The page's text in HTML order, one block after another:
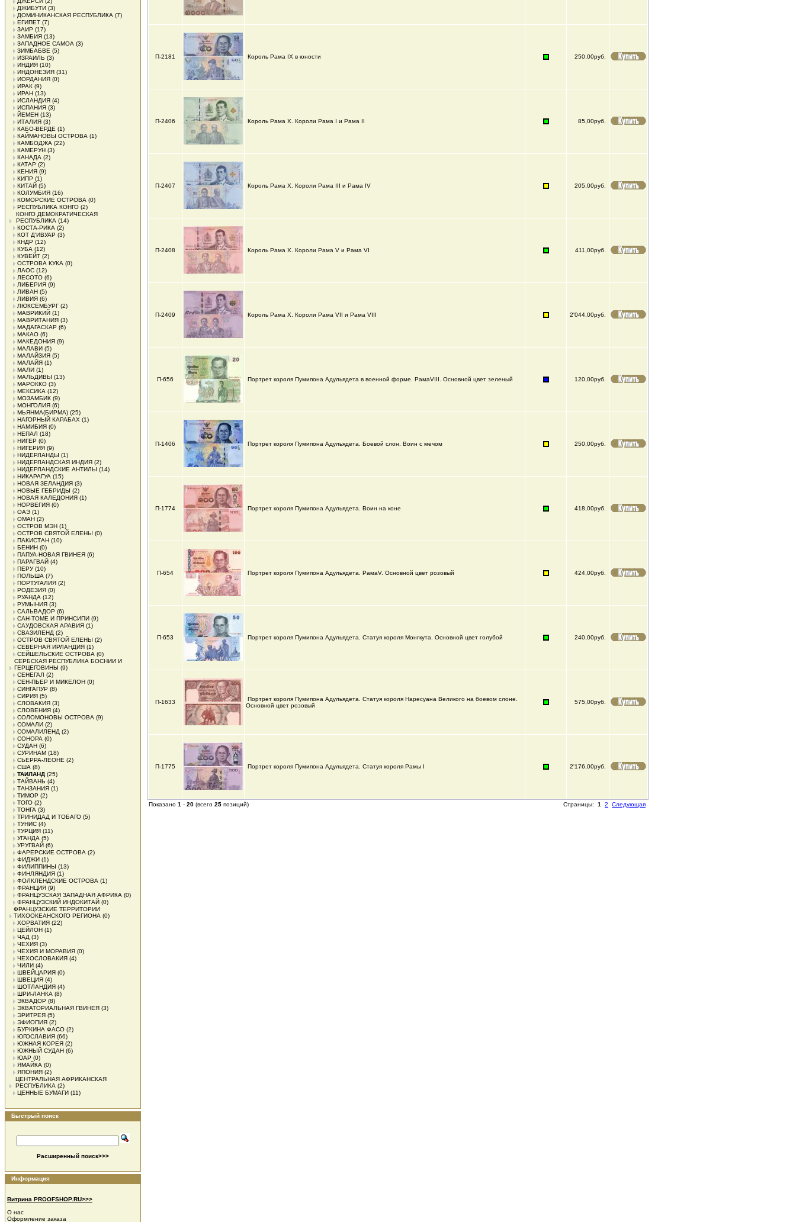
ДЖИБУТИ (3)
ДОМИНИКАНСКАЯ РЕСПУБЛИКА (7)
ЕГИПЕТ (7)
ЗАИР (17)
ЗАМБИЯ (13)
ЗАПАДНОЕ САМОА (3)
ЗИМБАБВЕ (5)
ИЗРАИЛЬ (3)
ИНДИЯ (10)
ИНДОНЕЗИЯ (31)
ИОРДАНИЯ (0)
ИРАК (9)
ИРАН (13)
ИСЛАНДИЯ (4)
ИСПАНИЯ (3)
ЙЕМЕН (13)
ИТАЛИЯ (3)
КАБО-ВЕРДЕ (1)
КАЙМАНОВЫ ОСТРОВА (1)
КАМБОДЖА (22)
КАМЕРУН (3)
КАНАДА (2)
КАТАР (2)
КЕНИЯ (9)
КИПР (1)
КИТАЙ (5)
КОЛУМБИЯ (16)
КОМОРСКИЕ ОСТРОВА (0)
РЕСПУБЛИКА КОНГО (2)
КОНГО ДЕМОКРАТИЧЕСКАЯ
РЕСПУБЛИКА (14)
КОСТА-РИКА (2)
КОТ Д'ИВУАР (3)
КНДР (12)
КУБА (12)
КУВЕЙТ (2)
ОСТРОВА КУКА (0)
ЛАОС (12)
ЛЕСОТО (6)
ЛИБЕРИЯ (9)
ЛИВАН (5)
ЛИВИЯ (6)
ЛЮКСЕМБУРГ(2)
МАВРИКИЙ (1)
МАВРИТАНИЯ (3)
МАДАГАСКАР (6)
МАКАО (6)
МАКЕДОНИЯ (9)
МАЛАВИ (5)
МАЛАЙЗИЯ (5)
МАЛАЙЯ (1)
МАЛИ (1)
МАЛЬДИВЫ (13)
МАРОККО (3)
МЕКСИКА (12)
МОЗАМБИК (9)
МОНГОЛИЯ (6)
МЬЯНМА(БИРМА) (25)
НАГОРНЫЙ КАРАБАХ (1)
НАМИБИЯ (0)
НЕПАЛ (18)
НИГЕР (0)
НИГЕРИЯ (9)
НИДЕРЛАНДЫ (1)
НИДЕРЛАНДСКАЯ ИНДИЯ (2)
НИДЕРЛАНДСКИЕ АНТИЛЫ (14)
НИКАРАГУА (15)
НОВАЯ ЗЕЛАНДИЯ (3)
НОВЫЕ ГЕБРИДЫ (2)
НОВАЯ КАЛЕДОНИЯ (1)
НОРВЕГИЯ (0)
ОАЭ (1)
ОМАН (2)
ОСТРОВ МЭН (1)
ОСТРОВ СВЯТОЙ ЕЛЕНЫ (0)
ПАКИСТАН (10)
БЕНИН (0)
ПАПУА-НОВАЯ ГВИНЕЯ (6)
ПАРАГВАЙ (4)
ПЕРУ(10)
ПОЛЬША (7)
ПОРТУГАЛИЯ (2)
РОДЕЗИЯ (0)
РУАНДА (12)
РУМЫНИЯ (3)
САЛЬВАДОР (6)
САН-ТОМЕ И ПРИНСИПИ (9)
САУДОВСКАЯ АРАВИЯ (1)
СВАЗИЛЕНД (2)
ОСТРОВ СВЯТОЙ ЕЛЕНЫ (2)
СЕВЕРНАЯ ИРЛАНДИЯ (1)
СЕЙШЕЛЬСКИЕ ОСТРОВА (0)
СЕРБСКАЯ РЕСПУБЛИКА БОСНИИ И
ГЕРЦЕГОВИНЫ (9)
СЕНЕГАЛ (2)
СЕН-ПЬЕР И МИКЕЛОН (0)
СИНГАПУР (8)
СИРИЯ (5)
СЛОВАКИЯ (3)
СЛОВЕНИЯ (4)
СОЛОМОНОВЫ ОСТРОВА (9)
СОМАЛИ (2)
СОМАЛИЛЕНД (2)
СОНОРА (0)
СУДАН (6)
СУРИНАМ (18)
СЬЕРРА-ЛЕОНЕ (2)
США (8)
ТАИЛАНД (25)
ТАЙВАНЬ (4)
ТАНЗАНИЯ (1)
ТИМОР (2)
ТОГО (2)
ТОНГА (3)
ТРИНИДАД И ТОБАГО (5)
ТУНИС (4)
ТУРЦИЯ (11)
УГАНДА (5)
УРУГВАЙ (6)
ФАРЕРСКИЕ ОСТРОВА (2)
ФИДЖИ (1)
ФИЛИППИНЫ (13)
ФИНЛЯНДИЯ (1)
ФОЛКЛЕНДСКИЕ ОСТРОВА (1)
ФРАНЦИЯ (9)
ФРАНЦУЗСКАЯ ЗАПАДНАЯ АФРИКА (0)
ФРАНЦУЗСКИЙ ИНДОКИТАЙ (0)
ФРАНЦУЗСКИЕ ТЕРРИТОРИИ
ТИХООКЕАНСКОГО РЕГИОНА (0)
ХОРВАТИЯ (22)
ЦЕЙЛОН (1)
ЧАД (3)
ЧЕХИЯ (3)
ЧЕХИЯ И МОРАВИЯ (0)
ЧЕХОСЛОВАКИЯ (4)
ЧИЛИ (4)
ШВЕЙЦАРИЯ (0)
ШВЕЦИЯ (4)
ШОТЛАНДИЯ (4)
ШРИ-ЛАНКА (8)
ЭКВАДОР (8)
ЭКВАТОРИАЛЬНАЯ ГВИНЕЯ (3)
ЭРИТРЕЯ (5)
ЭФИОПИЯ (2)
БУРКИНА ФАСО (2)
ЮГОСЛАВИЯ (66)
ЮЖНАЯ КОРЕЯ (2)
ЮЖНЫЙ СУДАН (6)
ЮАР (0)
ЯМАЙКА (0)
ЯПОНИЯ (2)
ЦЕНТРАЛЬНАЯ АФРИКАНСКАЯ
РЕСПУБЛИКА (2)
ЦЕННЫЕ БУМАГИ (11)
Быстрый поиск
Расширенный поиск>>>
Информация
Витрина PROOFSHOP.RU>>>
О нас
Оформление заказа
П-2181 Король Рама IX в юности 250,00руб.
П-2406 Король Рама X. Короли Рама I и Рама II 85,00руб.
П-2407 Король Рама X. Короли Рама III и Рама IV 205,00руб.
П-2408 Король Рама X. Короли Рама V и Рама VI 411,00руб.
П-2409 Король Рама X. Короли Рама VII и Рама VIII 2'044,00руб.
П-656 Портрет короля Пумипона Адульядета в военной форме. РамаVIII. Основной цвет зеленый 120,00руб.
П-1406 Портрет короля Пумипона Адульядета. Боевой слон. Воин с мечом 250,00руб.
П-1774 Портрет короля Пумипона Адульядета. Воин на коне 418,00руб.
П-654 Портрет короля Пумипона Адульядета. РамаV. Основной цвет розовый 424,00руб.
П-653 Портрет короля Пумипона Адульядета. Статуя короля Монгкута. Основной цвет голубой 240,00руб.
П-1633
Портрет короля Пумипона Адульядета. Статуя короля Наресуана Великого на боевом слоне.
Основной цвет розовый
575,00руб.
П-1775 Портрет короля Пумипона Адульядета. Статуя короля Рамы I 2'176,00руб.
Показано 1 - 20 (всего 25 позиций) Страницы: 1 2 Следующая